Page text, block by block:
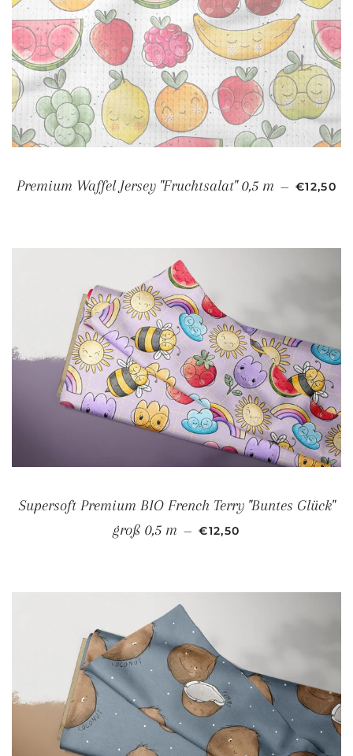
Premium Waffel Jersey "Fruchtsalat" 0,5 m — €12,50
Supersoft Premium BIO French Terry "Buntes Glück"
groß 0,5 m — NORMALER PREIS
€12,50